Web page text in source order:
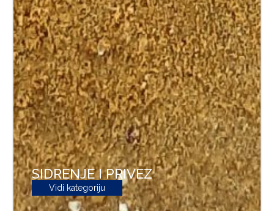
Vidi kategoriju
SIDRENJE I PRIVEZ